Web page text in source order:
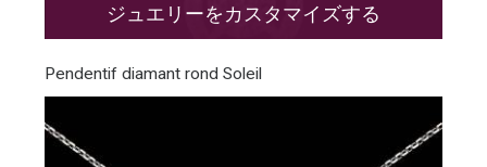
ジュエリーをカスタマイズする
Pendentif diamant rond Soleil